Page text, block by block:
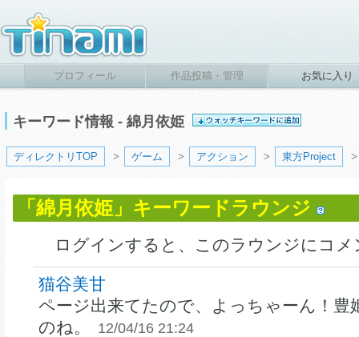
プロフィール 作品投稿・管理 お気に入り
キーワード情報 - 綿月依姫
ディレクトリTOP > ゲーム > アクション > 東方Project
「綿月依姫」キーワードラウンジ
ログインすると、このラウンジにコ
猫谷美甘
ページ出来てたので、よっちゃーん！豊
のね。
12/04/16 21:24